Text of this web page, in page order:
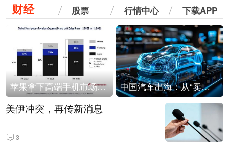
财经 股票 行情中心 下载APP
苹果拿下高端手机市场65%的份额：iPhone 17系列功不可没 中国汽车出海：从“卖出去”到“走进去”
美伊冲突，再传新消息
3